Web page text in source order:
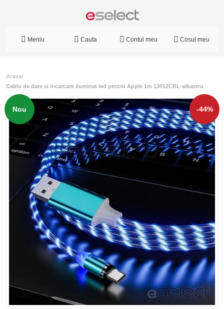
Meniu Cauta Contul meu Cosul meu
Acasa/
Cablu de date si incarcare iluminat led pentru Apple 1m 13012CBL-albastru
Nou -44%